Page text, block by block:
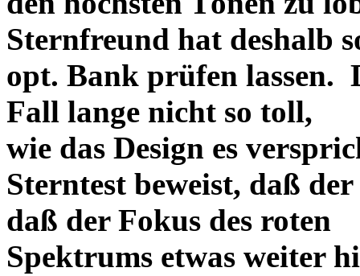
Sternfreund hat deshalb
opt. Bank prüfen lassen.
Fall lange nicht so toll,
wie das Design es
Sterntest beweist, daß
daß der Fokus des roten
Spektrums etwas weiter